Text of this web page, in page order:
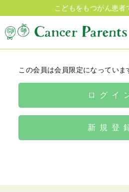
こどもをもつがん患者
この会員は会員限定になっていま
ログイ
新規登